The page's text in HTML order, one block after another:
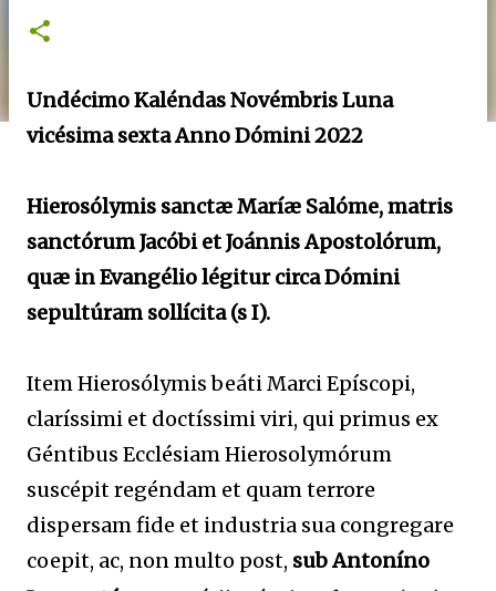
Undécimo Kaléndas Novémbris Luna
vicésima sexta Anno Dómini 2022
Hierosólymis sanctæ Maríæ Salóme, matris
sanctórum Jacóbi et Joánnis Apostolórum,
quæ in Evangélio légitur circa Dómini
sepultúram sollícita (s I).
Item Hierosólymis beáti Marci Epíscopi,
claríssimi et doctíssimi viri, qui primus ex
Géntibus Ecclésiam Hierosolymórum
suscépit regéndam et quam terrore
dispersam fide et industria sua congregare
coepit, ac, non multo post, sub Antoníno